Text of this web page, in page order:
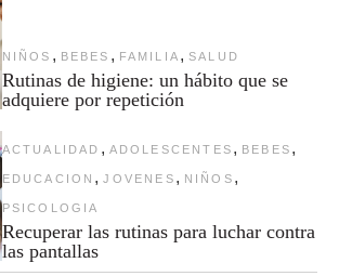
NIÑOS , BEBES , FAMILIA , SALUD
Rutinas de higiene: un hábito que se
adquiere por repetición
ACTUALIDAD , ADOLESCENTES , BEBES ,
EDUCACION , JOVENES , NIÑOS ,
PSICOLOGIA
Recuperar las rutinas para luchar contra
las pantallas